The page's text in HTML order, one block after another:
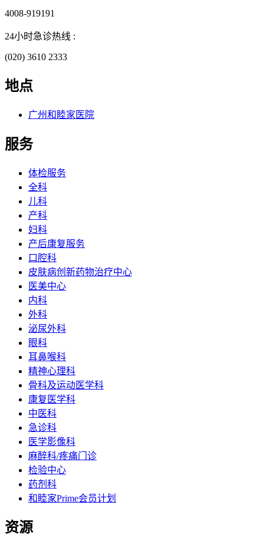
4008-919191
24小时急诊热线 :
(020) 3610 2333
地点
广州和睦家医院
服务
体检服务
全科
儿科
产科
妇科
产后康复服务
口腔科
皮肤病创新药物治疗中心
医美中心
内科
外科
泌尿外科
眼科
耳鼻喉科
精神心理科
骨科及运动医学科
康复医学科
中医科
急诊科
医学影像科
麻醉科/疼痛门诊
检验中心
药剂科
和睦家Prime会员计划
资源